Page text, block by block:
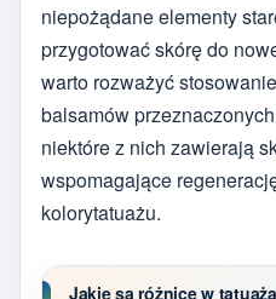
niepożądane elementy
przygotować skórę do
warto rozważyć
balsamów
niektóre z nich zawierają
wspomagające
kolorytatuażu.
Jakie są różnice w